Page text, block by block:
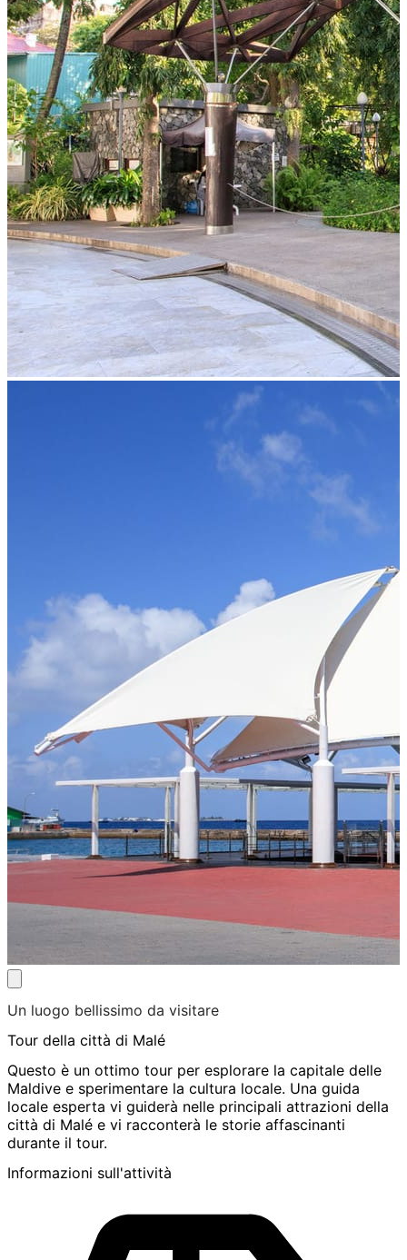
Un luogo bellissimo da visitare
Tour della città di Malé
Questo è un ottimo tour per esplorare la capitale delle
Maldive e sperimentare la cultura locale. Una guida
locale esperta vi guiderà nelle principali attrazioni della
città di Malé e vi racconterà le storie affascinanti
durante il tour.
Informazioni sull'attività